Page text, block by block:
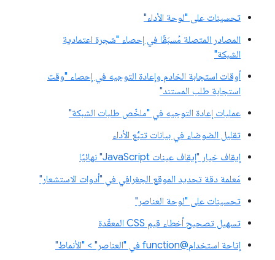
تحسينات على "لوحة الأداء"
المصادر المتصلة مُسبَقًا في إحصاء "شجرة اعتمادية
الشبكة"
أوقات استجابة الخادم وإعادة التوجيه في إحصاء "وقت
استجابة طلب المستند"
عمليات إعادة التوجيه في "ملخّص طلبات الشبكة"
تقليل الضوضاء في بيانات تتبُّع الأداء
إيقاف خيار "إيقاف عينات JavaScript" نهائيًا
مَعلمة دقة تحديد الموقع الجغرافي في "أدوات الاستشعار"
تحسينات على "لوحة العناصر"
تسهيل تصحيح أخطاء قيم CSS المعقّدة
إتاحة استخدام@function في "العناصر" > "الأنماط"